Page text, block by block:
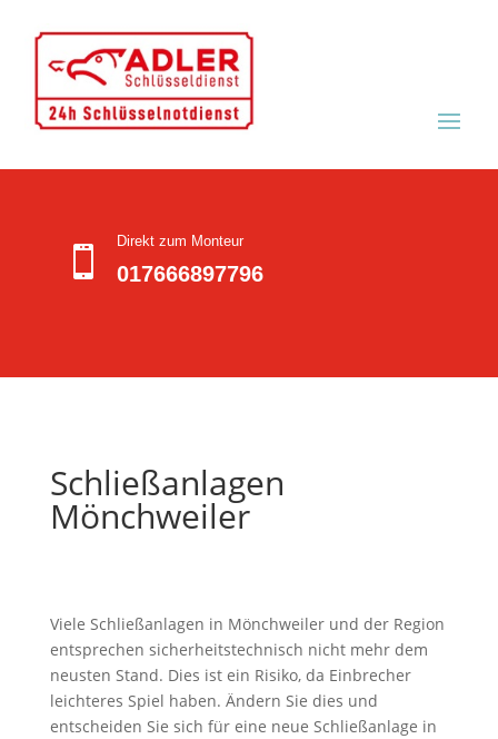

Direkt zum Monteur
017666897796
Schließanlagen
Mönchweiler
Viele Schließanlagen in Mönchweiler und der Region
entsprechen sicherheitstechnisch nicht mehr dem
neusten Stand. Dies ist ein Risiko, da Einbrecher
leichteres Spiel haben. Ändern Sie dies und
entscheiden Sie sich für eine neue Schließanlage in